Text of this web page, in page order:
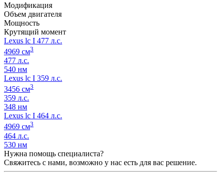
Модификация
Объем двигателя
Мощность
Крутящий момент
Lexus lc I 477 л.с.
4969 см3
477 л.с.
540 нм
Lexus lc I 359 л.с.
3456 см3
359 л.с.
348 нм
Lexus lc I 464 л.с.
4969 см3
464 л.с.
530 нм
Нужна помощь специалиста?
Свяжитесь с нами, возможно у нас есть для вас решение.